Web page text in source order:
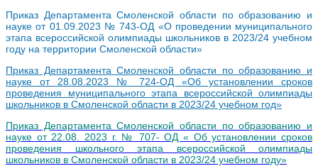
Приказ Департамента Смоленской области по образованию и
науке от 01.09.2023 № 743-ОД «О проведении муниципального
этапа всероссийской олимпиады школьников в 2023/24 учебном
году на территории Смоленской области»
Приказ Департамента Смоленской области по образованию и
науке от 28.08.2023 № 724-ОД «Об установлении сроков
проведения муниципального этапа всероссийской олимпиады
школьников в Смоленской области в 2023/24 учебном год»
Приказ Департамента Смоленской области по образованию и
науке от 22.08. 2023 г. № 707- ОД « Об установлении сроков
проведения школьного этапа всероссийской олимпиады
школьников в Смоленской области в 2023/24 учебном году»